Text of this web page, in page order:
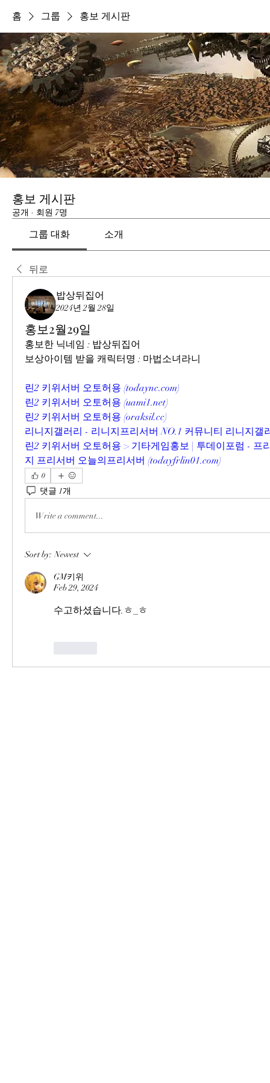
홈 그룹 홍보 게시판
홍보 게시판
공개 · 회원 7명
그룹 대화 소개
뒤로
밥상뒤집어
2024년 2월 28일
홍보2월29일
홍보한 닉네임 : 밥상뒤집어
보상아이템 받을 캐릭터명 : 마법소녀라니
린2 키위서버 오토허용 (todaync.com)
린2 키위서버 오토허용 (uami1.net)
린2 키위서버 오토허용 (oraksil.cc)
리니지갤러리 - 리니지프리서버 NO.1 커뮤니티 리니지갤
린2 키위서버 오토허용 > 기타게임홍보 | 투데이포럼 - 프
지 프리서버 오늘의프리서버 (todayfrlin01.com)
0
댓글 1개
Write a comment...
Sort by: Newest
GM키위
Feb 29, 2024
수고하셨습니다.ㅎ_ㅎ